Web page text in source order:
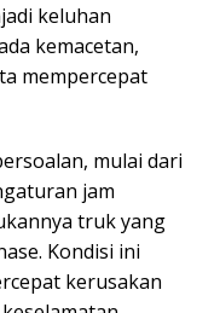
keluhan
kemacetan,
mempercepat
mulai dari
jam
truk yang
Kondisi ini
kerusakan